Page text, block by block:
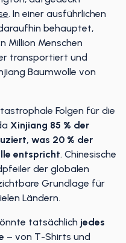
. In einer ausführlichen
behauptet,
Million Menschen
transportiert und
Baumwolle von
Folgen für die
Xinjiang 85 % der
was 20 % der
entspricht. Chinesische
der globalen
Grundlage für
Ländern.
tatsächlich jedes
– von T-Shirts und